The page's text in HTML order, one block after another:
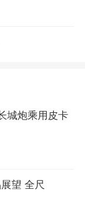
城炮乘用皮卡
望 全尺